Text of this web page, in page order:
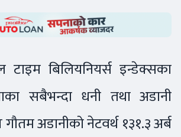
टाइम बिलियनियर्स इन्डेक्सका
सबैभन्दा धनी तथा अडानी
अडानीको नेटवर्थ १३१.३ अर्ब